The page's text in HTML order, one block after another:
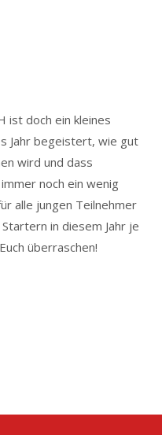
ist doch ein kleines
Jahr begeistert, wie gut
wird und dass
noch ein wenig
alle jungen Teilnehmer
in diesem Jahr je
überraschen!